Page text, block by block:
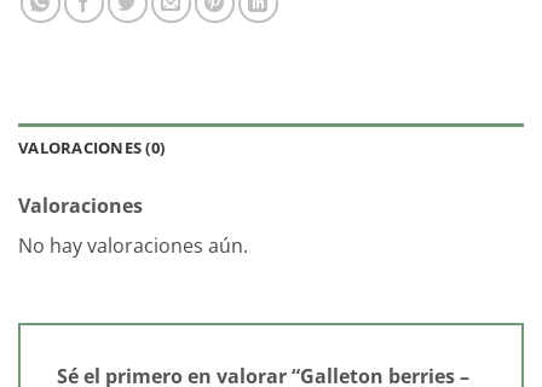
VALORACIONES (0)
Valoraciones
No hay valoraciones aún.
Sé el primero en valorar “Galleton berries –